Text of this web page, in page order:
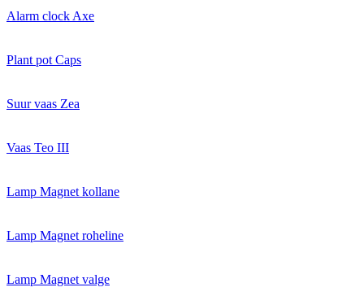
Alarm clock Axe
Plant pot Caps
Suur vaas Zea
Vaas Teo III
Lamp Magnet kollane
Lamp Magnet roheline
Lamp Magnet valge